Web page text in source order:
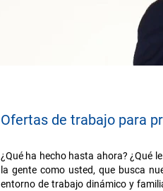
Ofertas de trabajo para
¿Qué ha hecho hasta ahora? ¿Qué
la gente como usted, que busca
entorno de trabajo dinámico y